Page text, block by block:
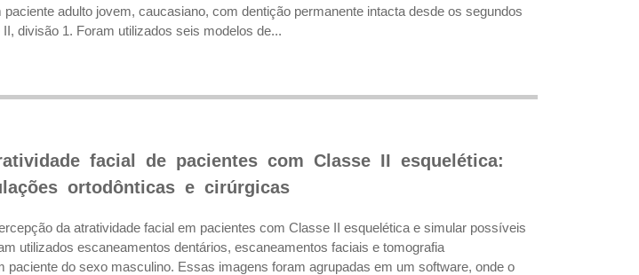
adulto jovem, caucasiano, com dentição permanente intacta desde os segundos
divisão 1. Foram utilizados seis modelos de...
facial de pacientes com Classe II esquelética:
ortodônticas e cirúrgicas
da atratividade facial em pacientes com Classe II esquelética e simular possíveis
utilizados escaneamentos dentários, escaneamentos faciais e tomografia
do sexo masculino. Essas imagens foram agrupadas em um software, onde o